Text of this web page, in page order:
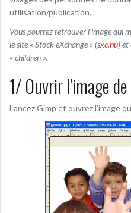
utilisation/publication.
Vous pourrez retrouver l’image qui
le site « Stock eXchange » (sxc.hu) et
« children ».
1/ Ouvrir l’image
Lancez Gimp et ouvrez l’image